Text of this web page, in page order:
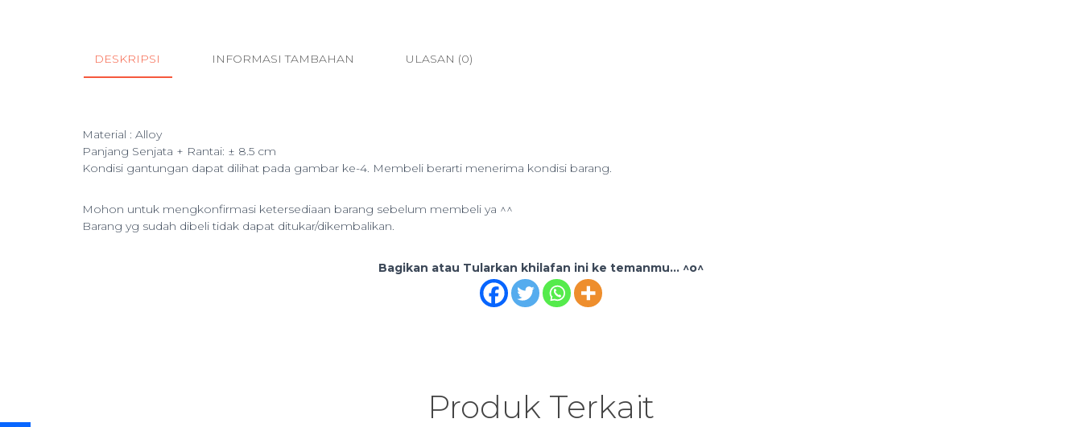
DESKRIPSI INFORMASI TAMBAHAN ULASAN (0)
Material : Alloy
Panjang Senjata + Rantai: ± 8.5 cm
Kondisi gantungan dapat dilihat pada gambar ke-4. Membeli berarti menerima kondisi barang.
Mohon untuk mengkonfirmasi ketersediaan barang sebelum membeli ya ^^
Barang yg sudah dibeli tidak dapat ditukar/dikembalikan.
Bagikan atau Tularkan khilafan ini ke temanmu... ^o^
Produk Terkait